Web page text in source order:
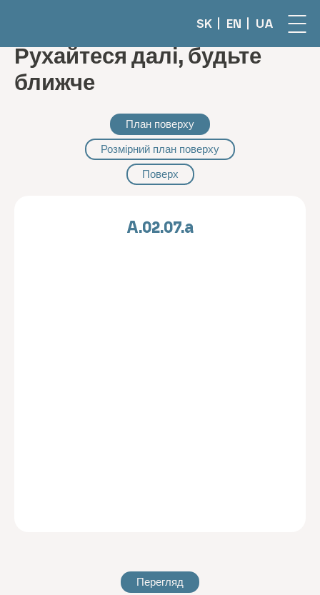
SK EN UA
Рухайтеся далі, будьте
ближче
План поверху
Розмірний план поверху
Поверх
A.02.07.a
Перегляд